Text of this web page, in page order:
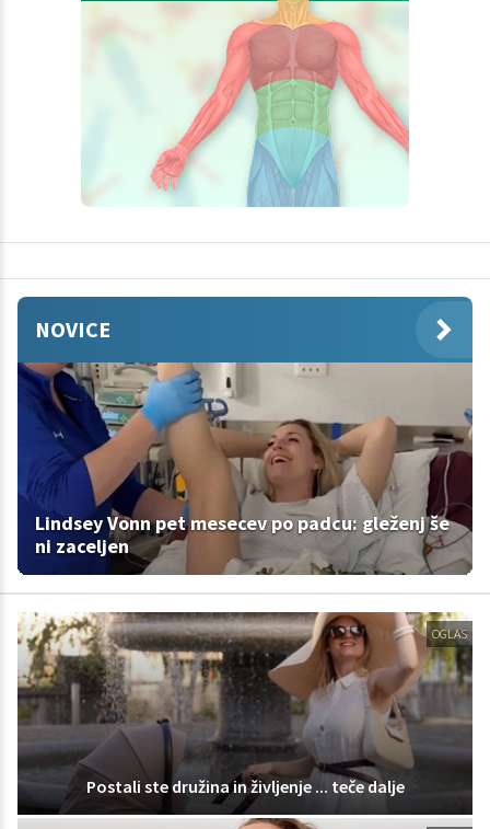
NOVICE
Lindsey Vonn pet mesecev po padcu: gleženj še
ni zaceljen
OGLAS
Postali ste družina in življenje ... teče dalje